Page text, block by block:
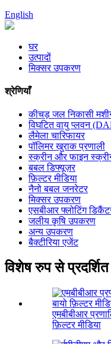
English
घर
उत्पादों
मिक्सर उपकरण
श्रेणियाँ
कीचड़ जल निकासी
विघटित वायु प्लवन
लैमेला चारिफायर
पॉलिमर खुराक प्रणाली
स्क्रीन और फाइन
बबल डिफ्यूज़र
फ़िल्टर मीडिया
नैनो बबल जनरेटर
मिक्सर उपकरण
एसबीआर फ्लोटिंग
जलीय कृषि उपकरण
अन्य उपकरण
बैक्टीरिया एजेंट
विशेष रुप से
एमबीबीआर
फ़िल्टर मीडिया